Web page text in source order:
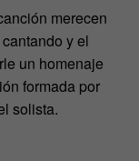
merecen
y el
un homenaje
formada por
solista.